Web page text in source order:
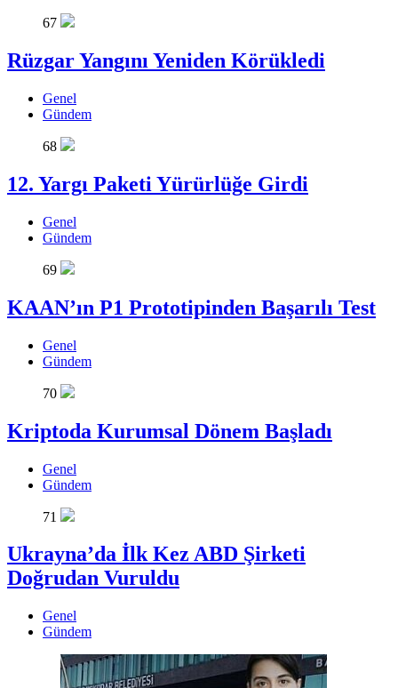
67
Rüzgar Yangını Yeniden Körükledi
Genel
Gündem
68
12. Yargı Paketi Yürürlüğe Girdi
Genel
Gündem
69
KAAN’ın P1 Prototipinden Başarılı Test
Genel
Gündem
70
Kriptoda Kurumsal Dönem Başladı
Genel
Gündem
71
Ukrayna’da İlk Kez ABD Şirketi
Doğrudan Vuruldu
Genel
Gündem